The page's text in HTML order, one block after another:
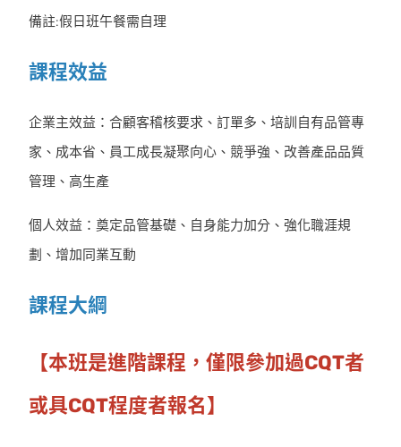
備註:假日班午餐需自理
課程效益
企業主效益：合顧客稽核要求、訂單多、培訓自有品管專
家、成本省、員工成長凝聚向心、競爭強、改善產品品質
管理、高生產
個人效益：奠定品管基礎、自身能力加分、強化職涯規
劃、增加同業互動
課程大綱
【本班是進階課程，僅限參加過CQT者
或具CQT程度者報名】